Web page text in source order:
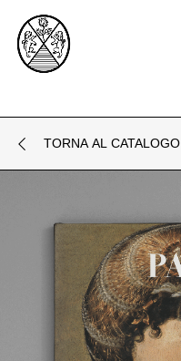
TORNA AL CATALOGO